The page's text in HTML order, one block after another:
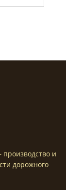
и
дорожного